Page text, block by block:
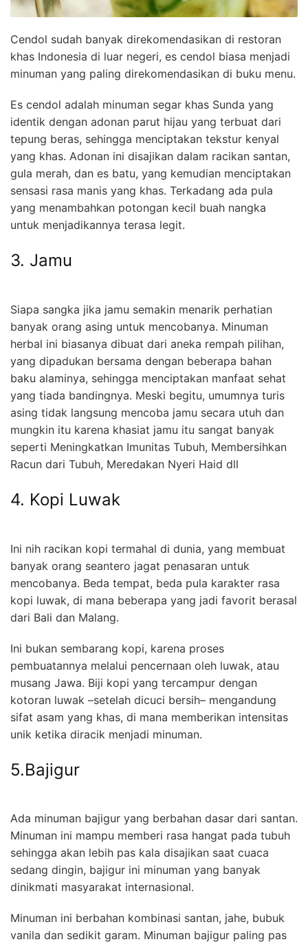
Cendol sudah banyak direkomendasikan di restoran
khas Indonesia di luar negeri, es cendol biasa menjadi
minuman yang paling direkomendasikan di buku menu.
Es cendol adalah minuman segar khas Sunda yang
identik dengan adonan parut hijau yang terbuat dari
tepung beras, sehingga menciptakan tekstur kenyal
yang khas. Adonan ini disajikan dalam racikan santan,
gula merah, dan es batu, yang kemudian menciptakan
sensasi rasa manis yang khas. Terkadang ada pula
yang menambahkan potongan kecil buah nangka
untuk menjadikannya terasa legit.
3. Jamu
Siapa sangka jika jamu semakin menarik perhatian
banyak orang asing untuk mencobanya. Minuman
herbal ini biasanya dibuat dari aneka rempah pilihan,
yang dipadukan bersama dengan beberapa bahan
baku alaminya, sehingga menciptakan manfaat sehat
yang tiada bandingnya. Meski begitu, umumnya turis
asing tidak langsung mencoba jamu secara utuh dan
mungkin itu karena khasiat jamu itu sangat banyak
seperti Meningkatkan Imunitas Tubuh, Membersihkan
Racun dari Tubuh, Meredakan Nyeri Haid dll
4. Kopi Luwak
Ini nih racikan kopi termahal di dunia, yang membuat
banyak orang seantero jagat penasaran untuk
mencobanya. Beda tempat, beda pula karakter rasa
kopi luwak, di mana beberapa yang jadi favorit berasal
dari Bali dan Malang.
Ini bukan sembarang kopi, karena proses
pembuatannya melalui pencernaan oleh luwak, atau
musang Jawa. Biji kopi yang tercampur dengan
kotoran luwak –setelah dicuci bersih– mengandung
sifat asam yang khas, di mana memberikan intensitas
unik ketika diracik menjadi minuman.
5.Bajigur
Ada minuman bajigur yang berbahan dasar dari santan.
Minuman ini mampu memberi rasa hangat pada tubuh
sehingga akan lebih pas kala disajikan saat cuaca
sedang dingin, bajigur ini minuman yang banyak
dinikmati masyarakat internasional.
Minuman ini berbahan kombinasi santan, jahe, bubuk
vanila dan sedikit garam. Minuman bajigur paling pas